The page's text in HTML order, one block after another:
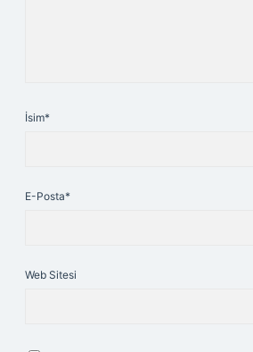
İsim*
E-Posta*
Web Sitesi